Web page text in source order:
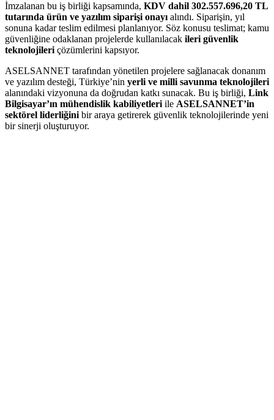
İmzalanan bu iş birliği kapsamında, KDV dahil 302.557.696,20 TL
tutarında ürün ve yazılım siparişi onayı alındı. Siparişin, yıl
sonuna kadar teslim edilmesi planlanıyor. Söz konusu teslimat; kamu
güvenliğine odaklanan projelerde kullanılacak ileri güvenlik
teknolojileri çözümlerini kapsıyor.
ASELSANNET tarafından yönetilen projelere sağlanacak donanım
ve yazılım desteği, Türkiye’nin yerli ve milli savunma teknolojileri
alanındaki vizyonuna da doğrudan katkı sunacak. Bu iş birliği, Link
Bilgisayar’ın mühendislik kabiliyetleri ile ASELSANNET’in
sektörel liderliğini bir araya getirerek güvenlik teknolojilerinde yeni
bir sinerji oluşturuyor.